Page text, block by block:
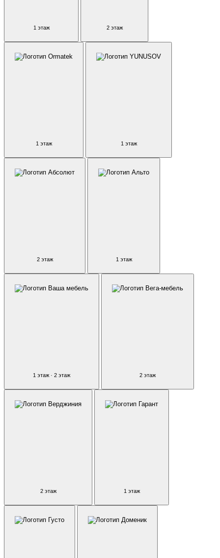
1 этаж 2 этаж
1 этаж 1 этаж
2 этаж 1 этаж
1 этаж · 2 этаж 2 этаж
2 этаж 1 этаж